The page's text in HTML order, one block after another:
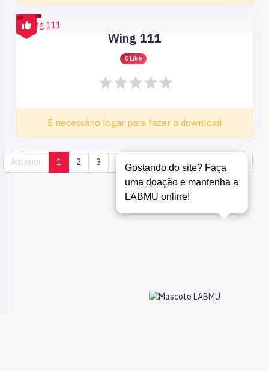
Wing 111
0 Like
É necessário logar para fazer o download
Anterior 1 2 3 6 8
Gostando do site? Faça
uma doação e mantenha a
LABMU online!